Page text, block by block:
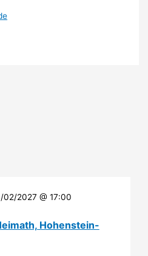
02/2027 @ 17:00
Hohenstein-